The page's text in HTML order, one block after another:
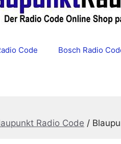
Code Bosch Radio
Radio Code /